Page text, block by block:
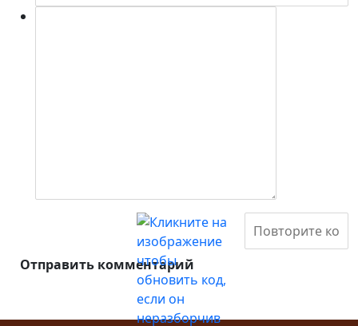
Отправить комментарий